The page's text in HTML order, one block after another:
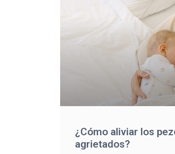
¿Cómo aliviar los
agrietados?